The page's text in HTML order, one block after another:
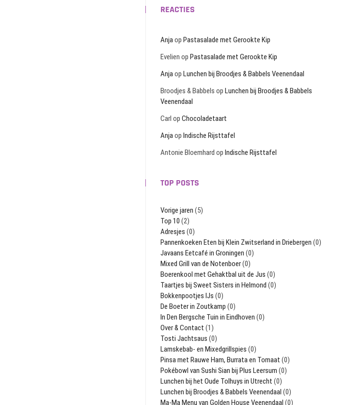
REACTIES
Anjaop Pastasalade met Gerookte Kip
Evelien op Pastasalade met Gerookte Kip
Anjaop Lunchen bij Broodjes & Babbels Veenendaal
Broodjes & Babbels op Lunchen bij Broodjes & Babbels
Veenendaal
Carl op Chocoladetaart
Anjaop Indische Rijsttafel
Antonie Bloemhard op Indische Rijsttafel
TOP POSTS
Vorige jaren (5)
Top 10 (2)
Adresjes (0)
Pannenkoeken Eten bij Klein Zwitserland in Driebergen (0)
Javaans Eetcafé in Groningen (0)
Mixed Grill van de Notenboer(0)
Boerenkool met Gehaktbal uit de Jus (0)
Taartjes bij Sweet Sisters in Helmond (0)
Bokkenpootjes IJs (0)
De Boeter in Zoutkamp (0)
In Den Bergsche Tuin in Eindhoven (0)
Over & Contact (1)
Tosti Jachtsaus (0)
Lamskebab- en Mixedgrillspies (0)
Pinsa met Rauwe Ham, Burrata en Tomaat (0)
Pokébowl van Sushi Sian bij Plus Leersum (0)
Lunchen bij het Oude Tolhuys in Utrecht (0)
Lunchen bij Broodjes & Babbels Veenendaal (0)
Ma-Ma Menu van Golden House Veenendaal (0)